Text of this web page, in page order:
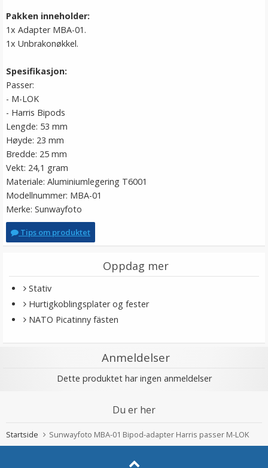
Pakken inneholder:
1x Adapter MBA-01.
1x Unbrakonøkkel.
Spesifikasjon:
Passer:
- M-LOK
- Harris Bipods
Lengde: 53 mm
Høyde: 23 mm
Bredde: 25 mm
Vekt: 24,1 gram
Materiale: Aluminiumlegering T6001
Modellnummer: MBA-01
Merke: Sunwayfoto
Tips om produktet
Oppdag mer
Stativ
Hurtigkoblingsplater og fester
NATO Picatinny fästen
Anmeldelser
Dette produktet har ingen anmeldelser
Du er her
Startside Sunwayfoto MBA-01 Bipod-adapter Harris passer M-LOK